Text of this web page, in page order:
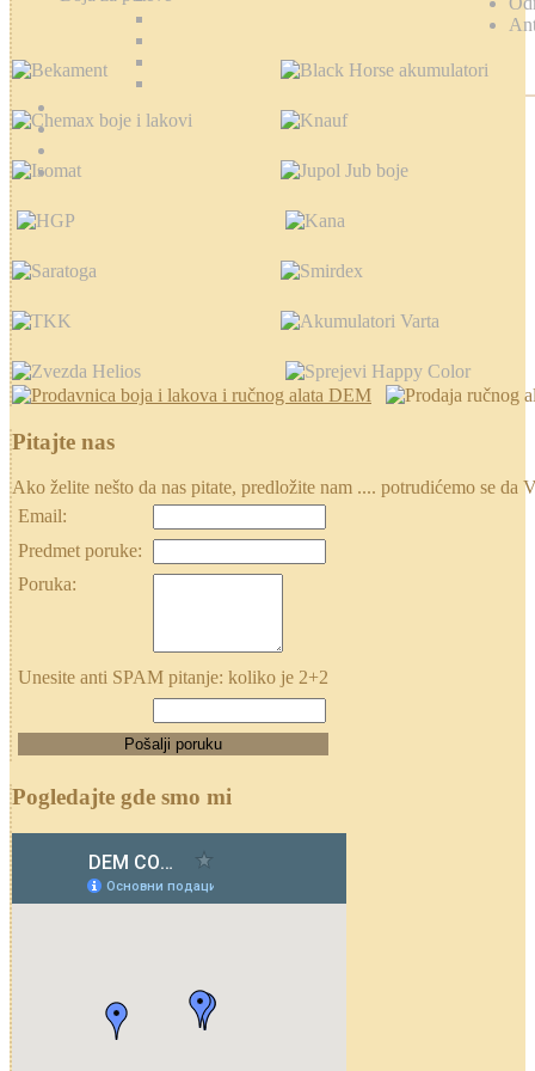
Pitajte nas
Ako želite nešto da nas pitate, predložite nam .... potrudićemo se
Email:
Predmet poruke:
Poruka:
Unesite anti SPAM pitanje: koliko je 2+2
Pogledajte gde smo mi